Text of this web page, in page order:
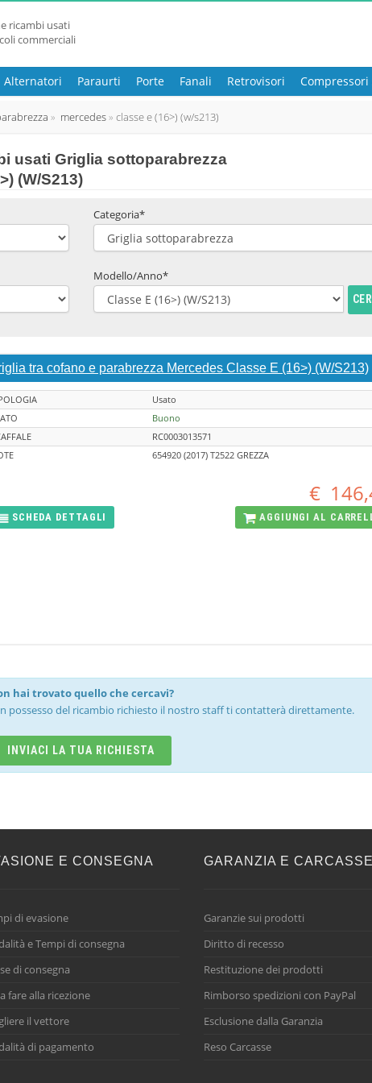
ricambi usati
commerciali
Alternatori Paraurti Porte Fanali Retrovisori Compressori
mercedes classe e (16>) (w/s213)
usati Griglia sottoparabrezza
(W/S213)
Categoria*
Modello/Anno*
tra cofano e parabrezza Mercedes Classe E (16>) (W/S213)
Usato
Buono
RC0003013571
654920 (2017) T2522 GREZZA
€
SCHEDA DETTAGLI AGGIUNGI AL
hai trovato quello che cercavi?
possesso del ricambio richiesto il nostro staff ti contatterà direttamente.
INVIACI LA TUA RICHIESTA
E CONSEGNA
di evasione
e Tempi di consegna
di consegna
fare alla ricezione
il vettore
di pagamento
GARANZIA E CARCASSE
Garanzie sui prodotti
Diritto di recesso
Restituzione dei prodotti
Rimborso spedizioni con PayPal
Esclusione dalla Garanzia
Reso Carcasse